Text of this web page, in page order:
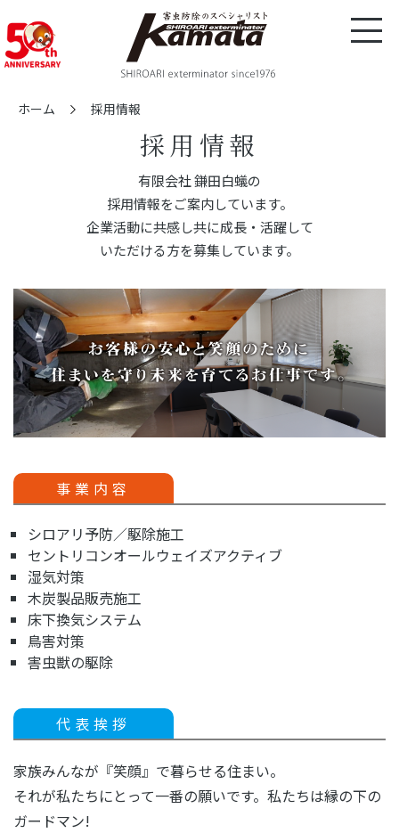
ホーム 採用情報
採用情報
有限会社 鎌田白蟻の
採用情報をご案内しています。
企業活動に共感し共に成長・活躍して
いただける方を募集しています。
事業内容
シロアリ予防／駆除施工
セントリコンオールウェイズアクティブ
湿気対策
木炭製品販売施工
床下換気システム
鳥害対策
害虫獣の駆除
代表挨拶
家族みんなが『笑顔』で暮らせる住まい。
それが私たちにとって一番の願いです。私たちは縁の下の
ガードマン!